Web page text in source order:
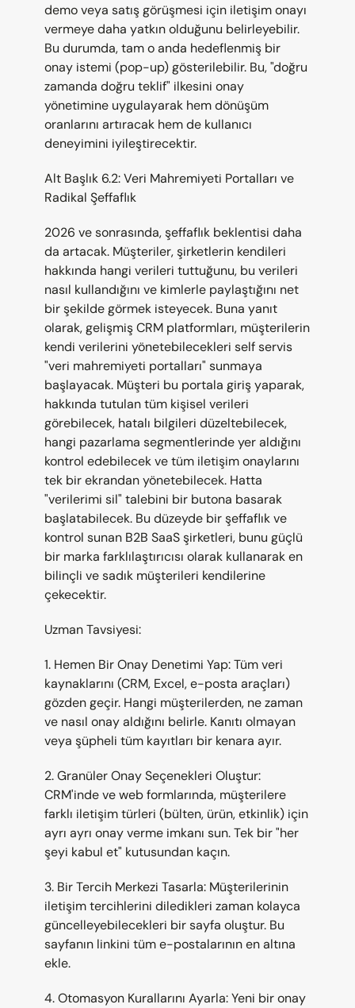
demo veya satış görüşmesi için iletişim onayı
vermeye daha yatkın olduğunu belirleyebilir.
Bu durumda, tam o anda hedeflenmiş bir
onay istemi (pop-up) gösterilebilir. Bu, "doğru
zamanda doğru teklif" ilkesini onay
yönetimine uygulayarak hem dönüşüm
oranlarını artıracak hem de kullanıcı
deneyimini iyileştirecektir.
Alt Başlık 6.2: Veri Mahremiyeti Portalları ve
Radikal Şeffaflık
2026 ve sonrasında, şeffaflık beklentisi daha
da artacak. Müşteriler, şirketlerin kendileri
hakkında hangi verileri tuttuğunu, bu verileri
nasıl kullandığını ve kimlerle paylaştığını net
bir şekilde görmek isteyecek. Buna yanıt
olarak, gelişmiş CRM platformları, müşterilerin
kendi verilerini yönetebilecekleri self servis
"veri mahremiyeti portalları" sunmaya
başlayacak. Müşteri bu portala giriş yaparak,
hakkında tutulan tüm kişisel verileri
görebilecek, hatalı bilgileri düzeltebilecek,
hangi pazarlama segmentlerinde yer aldığını
kontrol edebilecek ve tüm iletişim onaylarını
tek bir ekrandan yönetebilecek. Hatta
"verilerimi sil" talebini bir butona basarak
başlatabilecek. Bu düzeyde bir şeffaflık ve
kontrol sunan B2B SaaS şirketleri, bunu güçlü
bir marka farklılaştırıcısı olarak kullanarak en
bilinçli ve sadık müşterileri kendilerine
çekecektir.
Uzman Tavsiyesi:
1. Hemen Bir Onay Denetimi Yap: Tüm veri
kaynaklarını (CRM, Excel, e-posta araçları)
gözden geçir. Hangi müşterilerden, ne zaman
ve nasıl onay aldığını belirle. Kanıtı olmayan
veya şüpheli tüm kayıtları bir kenara ayır.
2. Granüler Onay Seçenekleri Oluştur:
CRM'inde ve web formlarında, müşterilere
farklı iletişim türleri (bülten, ürün, etkinlik) için
ayrı ayrı onay verme imkanı sun. Tek bir "her
şeyi kabul et" kutusundan kaçın.
3. Bir Tercih Merkezi Tasarla: Müşterilerinin
iletişim tercihlerini diledikleri zaman kolayca
güncelleyebilecekleri bir sayfa oluştur. Bu
sayfanın linkini tüm e-postalarının en altına
ekle.
4. Otomasyon Kurallarını Ayarla: Yeni bir onay